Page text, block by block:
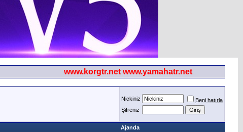
www.korgtr.net www.yamahatr.net
Nickiniz
Beni hatırla
Şifreniz
Ajanda